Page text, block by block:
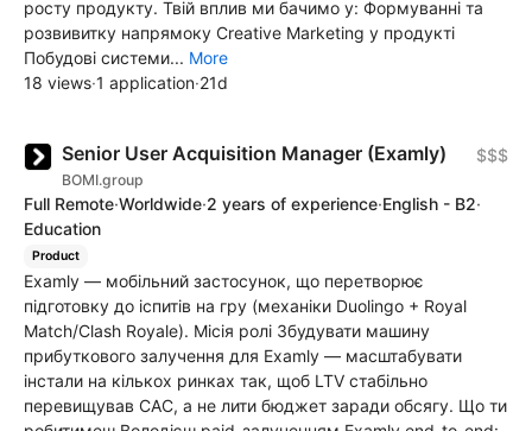
росту продукту. Твій вплив ми бачимо у: Формуванні та
розвивитку напрямоку Creative Marketing у продукті
Побудові системи... More
18 views·1 application·21d
Senior User Acquisition Manager (Examly)
BOMI.group
$$$
Full Remote·Worldwide·2 years of experience·English - B2·
Education
Product
Examly — мобільний застосунок, що перетворює
підготовку до іспитів на гру (механіки Duolingo + Royal
Match/Clash Royale). Місія ролі Збудувати машину
прибуткового залучення для Examly — масштабувати
інстали на кількох ринках так, щоб LTV стабільно
перевищував CAC, а не лити бюджет заради обсягу. Що ти